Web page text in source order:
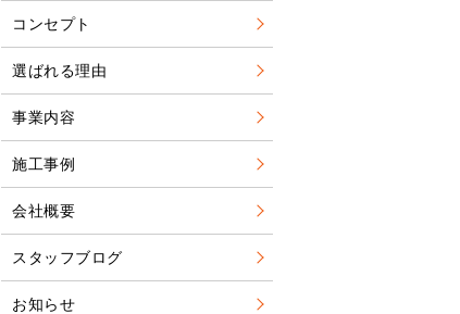
コンセプト
選ばれる理由
事業内容
施工事例
会社概要
スタッフブログ
お知らせ